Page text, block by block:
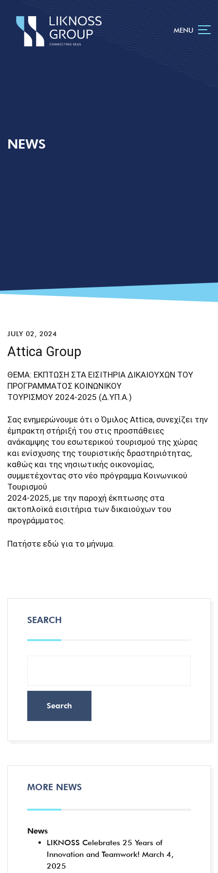
MENU
NEWS
JULY 02, 2024
Attica Group
ΘΕΜΑ: ΕΚΠΤΩΣΗ ΣΤΑ ΕΙΣΙΤΗΡΙΑ ΔΙΚΑΙΟΥΧΩΝ ΤΟΥ
ΠΡΟΓΡΑΜΜΑΤΟΣ ΚΟΙΝΩΝΙΚΟΥ
ΤΟΥΡΙΣΜΟΥ 2024-2025 (Δ.ΥΠ.Α.)
Σας ενημερώνουμε ότι ο Όμιλος Attica, συνεχίζει την
έμπρακτη στήριξή του στις προσπάθειες
ανάκαμψης του εσωτερικού τουρισμού της χώρας
και ενίσχυσης της τουριστικής δραστηριότητας,
καθώς και της νησιωτικής οικονομίας,
συμμετέχοντας στο νέο πρόγραμμα Κοινωνικού
Τουρισμού
2024-2025, με την παροχή έκπτωσης στα
ακτοπλοϊκά εισιτήρια των δικαιούχων του
προγράμματος.
Πατήστε εδώ για το μήνυμα.
SEARCH
Search
MORE NEWS
News
LIKNOSS Celebrates 25 Years of
Innovation and Teamwork! March 4,
2025